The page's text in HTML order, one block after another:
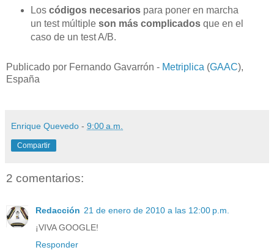
Los códigos necesariospara poner en marcha
un test múltiple son más complicadosque en el
caso de un test A/B.
Publicado por Fernando Gavarrón - Metriplica (GAAC),
España
Enrique Quevedo - 9:00 a.m.
Compartir
2 comentarios:
Redacción 21 de enero de 2010 a las 12:00 p.m.
¡VIVA GOOGLE!
Responder